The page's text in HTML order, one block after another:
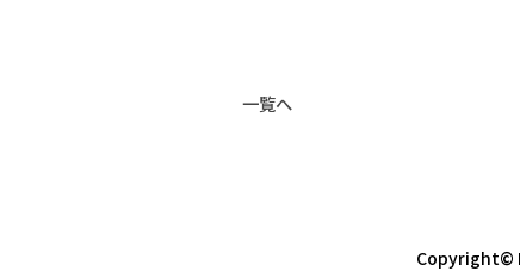
一覧へ
Copyright©